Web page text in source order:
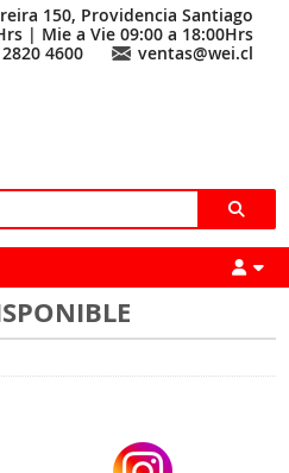
150, Providencia Santiago
| Mie a Vie 09:00 a 18:00Hrs
4600
ventas@wei.cl